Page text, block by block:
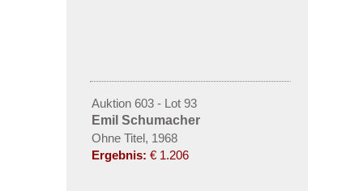
Auktion 603 - Lot 93
Emil Schumacher
Ohne Titel, 1968
Ergebnis: € 1.206